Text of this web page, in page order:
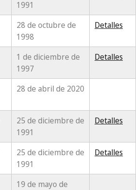
1991
28 de octubre de
1998
Detalles
1 de diciembre de
1997
Detalles
28 de abril de 2020
25 de diciembre de
1991
Detalles
25 de diciembre de
1991
Detalles
19 de mayo de